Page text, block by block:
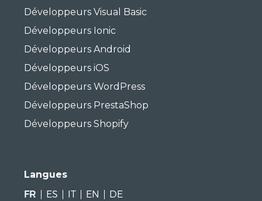
Développeurs Visual Basic
Développeurs Ionic
Développeurs Android
Développeurs iOS
Développeurs WordPress
Développeurs PrestaShop
Développeurs Shopify
Langues
FR
ES IT EN DE